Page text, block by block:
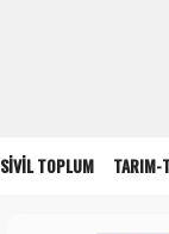
SİVİL TOPLUM TARIM-